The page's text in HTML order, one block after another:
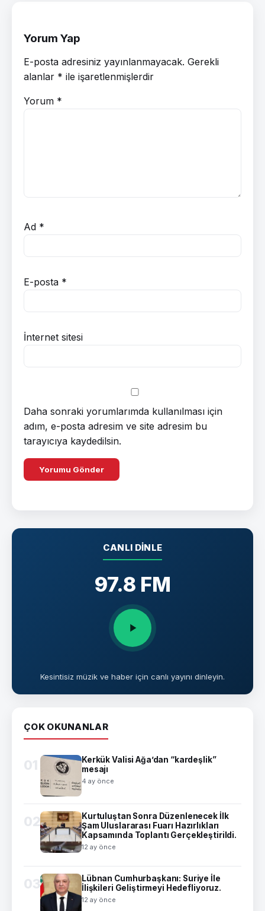
Yorum Yap
E-posta adresiniz yayınlanmayacak. Gerekli
alanlar * ile işaretlenmişlerdir
Yorum *
Ad *
E-posta *
İnternet sitesi
Daha sonraki yorumlarımda kullanılması için
adım, e-posta adresim ve site adresim bu
tarayıcıya kaydedilsin.
CANLI DINLE
97.8 FM
Kesintisiz müzik ve haber için canlı yayını dinleyin.
ÇOK OKUNANLAR
01
Kerkük Valisi Ağa’dan “kardeşlik”
mesajı
4 ay önce
02
Kurtuluştan Sonra Düzenlenecek İlk
Şam Uluslararası Fuarı Hazırlıkları
Kapsamında Toplantı Gerçekleştirildi.
12 ay önce
03
Lübnan Cumhurbaşkanı: Suriye İle
İlişkileri Geliştirmeyi Hedefliyoruz.
12 ay önce